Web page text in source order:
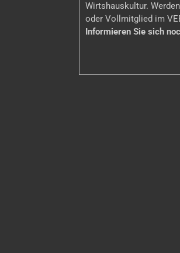
Wirtshauskultur.
oder Vollmitglied im
Informieren Sie sich